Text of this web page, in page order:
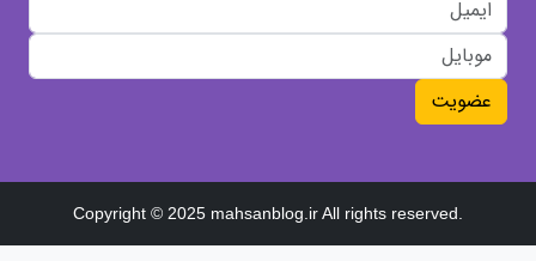
عضویت
Copyright © 2025 mahsanblog.ir All rights reserved.